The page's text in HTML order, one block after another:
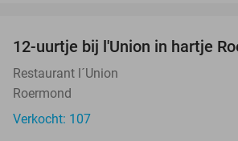
12-uurtje bij l'Union in hartje
Restaurant l´Union
Roermond
Verkocht: 107